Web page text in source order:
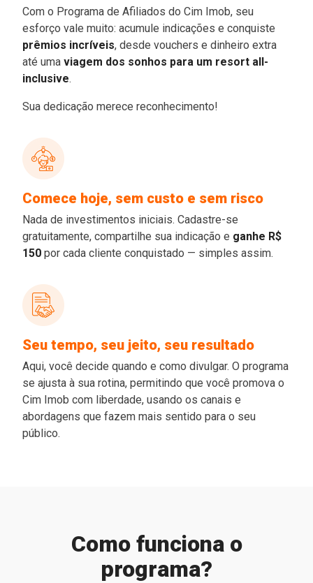
Com o Programa de Afiliados do Cim Imob, seu
esforço vale muito: acumule indicações e conquiste
prêmios incríveis, desde vouchers e dinheiro extra
até uma viagem dos sonhos para um resort all-
inclusive.
Sua dedicação merece reconhecimento!
Comece hoje, sem custo e sem risco
Nada de investimentos iniciais. Cadastre-se
gratuitamente, compartilhe sua indicação e ganhe R$
150 por cada cliente conquistado — simples assim.
Seu tempo, seu jeito, seu resultado
Aqui, você decide quando e como divulgar. O programa
se ajusta à sua rotina, permitindo que você promova o
Cim Imob com liberdade, usando os canais e
abordagens que fazem mais sentido para o seu
público.
Como funciona o
programa?